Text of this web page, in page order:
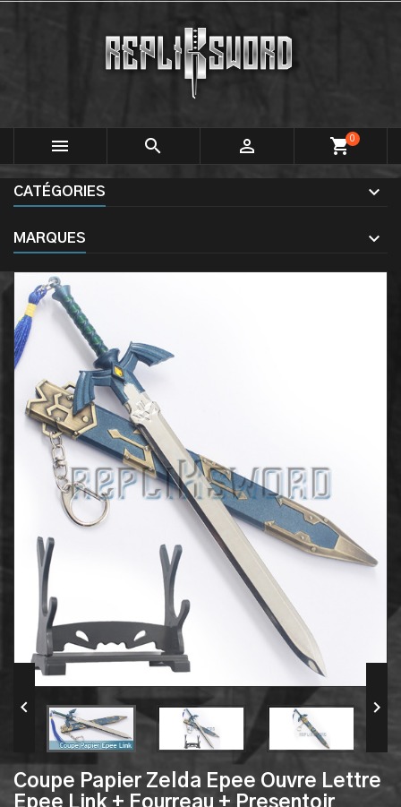
   shopping_cart0
CATÉGORIES
MARQUES
 
Coupe Papier Zelda Epee Ouvre Lettre
Epee Link + Fourreau + Presentoir